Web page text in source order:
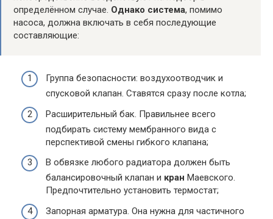
определённом случае. Однако система, помимо
насоса, должна включать в себя последующие
составляющие:
Группа безопасности: воздухоотводчик и
спусковой клапан. Ставятся сразу после котла;
Расширительный бак. Правильнее всего
подбирать систему мембранного вида с
перспективой смены гибкого клапана;
В обвязке любого радиатора должен быть
балансировочный клапан и кран Маевского.
Предпочтительно установить термостат;
Запорная арматура. Она нужна для частичного